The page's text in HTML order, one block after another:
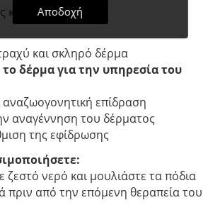
και λαμπερό
και σκληρό δέρμα
δέρμα για την υπηρεσία του
αναζωογονητική επίδραση
αναγέννηση του δέρματος
της εφίδρωσης
ζεστό νερό και μουλιάστε τα πόδια
πριν από την επόμενη θεραπεία του
Αποδοχή